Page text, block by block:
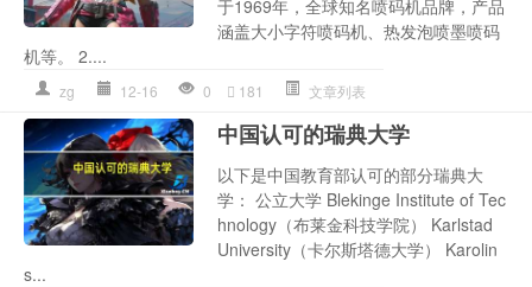
于1969年，全球知名喷码机品牌，产品
涵盖大小字符喷码机、热发泡喷墨喷码
机等。 2....
zg 12-16 0 181 文章列表
中国认可的瑞典大学
以下是中国教育部认可的部分瑞典大
学： 公立大学 Blekinge Institute of Tec
hnology（布莱金科技学院） Karlstad
University（卡尔斯塔德大学） Karolin
s...